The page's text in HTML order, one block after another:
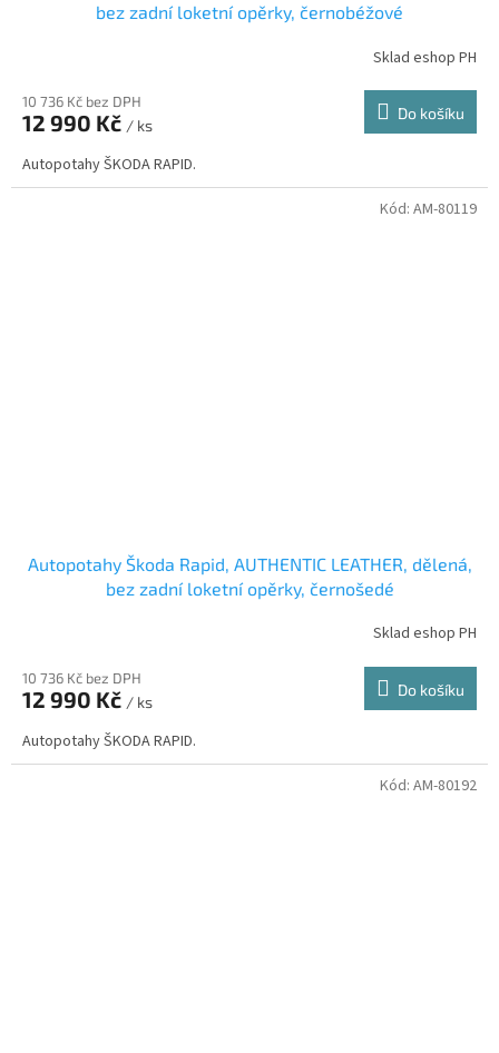
bez zadní loketní opěrky, černobéžové
Sklad eshop PH
10 736 Kč bez DPH
12 990 Kč / ks
Do košíku
Autopotahy ŠKODA RAPID.
Autopotahy Škoda Rapid, AUTHENTIC LEATHER, dělená,
bez zadní loketní opěrky, černošedé
Sklad eshop PH
10 736 Kč bez DPH
12 990 Kč / ks
Do košíku
Autopotahy ŠKODA RAPID.
Kód: AM-80119
Kód: AM-80192